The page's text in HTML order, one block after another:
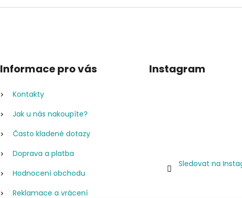
Informace pro vás
Kontakty
Jak u nás nakoupíte?
Často kladené dotazy
Doprava a platba
Hodnocení obchodu
Reklamace a vrácení
Instagram
Sledovat na